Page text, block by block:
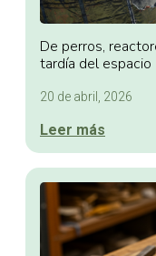
De perros,
tardía del espacio
20 de abril, 2026
Leer más